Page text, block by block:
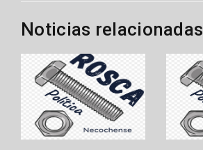
Noticias relacionadas